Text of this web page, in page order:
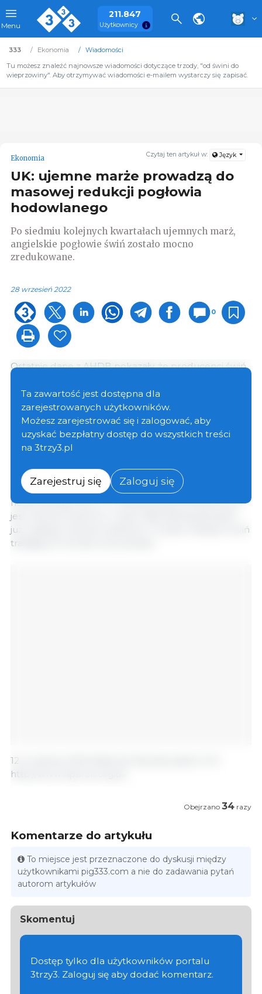
Menu
211.847
Użytkownicy
333 Ekonomia
Wiadomości
Tu możesz znaleźć najnowsze wiadomości dotyczące trzody, "od świni do
wieprzowiny". Aby otrzymywać wiadomości e-mailem wystarczy się zapisać.
Czytaj ten artykuł w: Język
Ekonomia
UK: ujemne marże prowadzą do
masowej redukcji pogłowia
hodowlanego
Po siedmiu kolejnych kwartałach ujemnych marż,
angielskie pogłowie świń zostało mocno
zredukowane.
28 wrzesień 2022
0
Ostatnie dane z AHDB pokazały, że producenci świń
52 funty/świnię w drugim kwartale tego roku, po
stratach w wysokości 59 funtów/świnię w pierwszym
kwartale. Po siedmiu kolejnych kwartałach ujemnych
marż, producenci stracili łącznie 600 milionów
funtów od jesieni 2020 roku - szacuje AHDB.
Czerwcowy spis rolny Defry wykazał ogromną 17-
procentową redukcję angielskiego pogłowia
hodowlanego świń, co według danych branżowych
jest odzwierciedlone w skali całej Wielkiej Brytanii i
już znajduje odzwierciedlenie w liczbie młodych świń
trafiających do łańcucha dostaw.
12 września, 2022/ National Pig Association/ UK.
http://www.npa-uk.org.uk
Ta zawartość jest dostępna dla
zarejestrowanych użytkowników.
Możesz zarejestrować się i zalogować, aby
uzyskać bezpłatny dostęp do wszystkich treści
na 3trzy3.pl
Zarejestruj się Zaloguj się
Obejrzano 34 razy
Komentarze do artykułu
To miejsce jest przeznaczone do dyskusji między
użytkownikami pig333.com a nie do zadawania pytań
autorom artykułów
Skomentuj
Dostęp tylko dla użytkowników portalu
3trzy3. Zaloguj się aby dodać komentarz.